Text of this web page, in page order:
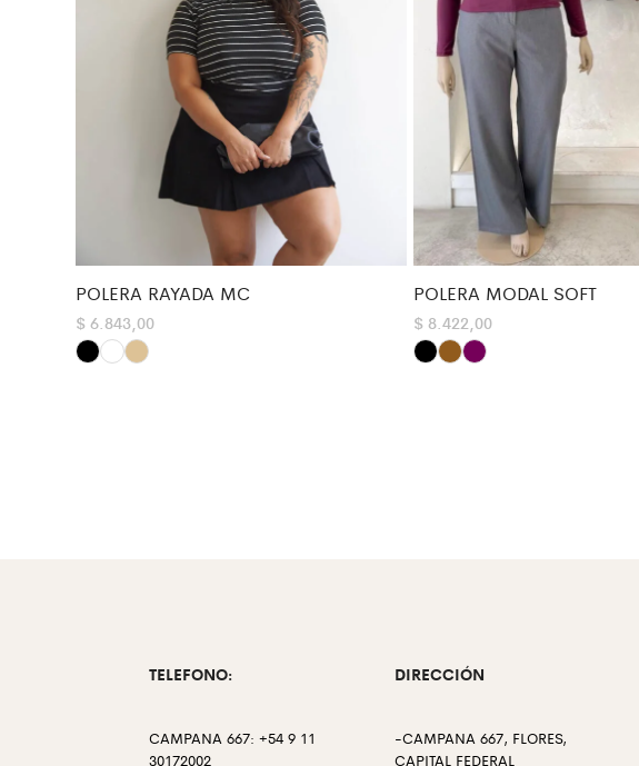
POLERA RAYADA MC
$ 6.843,00
POLERA MODAL SOFT
$ 8.422,00
TELEFONO:
CAMPANA 667: +54 9 11
30172002
DIRECCIÓN
-CAMPANA 667, FLORES,
CAPITAL FEDERAL